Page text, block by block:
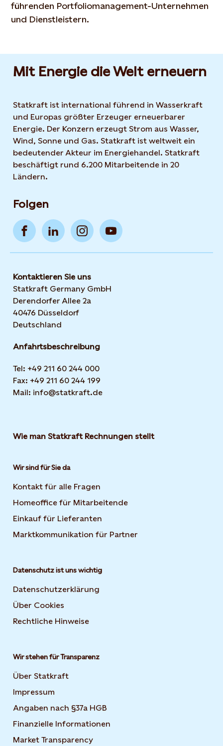
führenden Portfoliomanagement-Unternehmen
und Dienstleistern.
Mit Energie die Welt erneuern
Statkraft ist international führend in Wasserkraft
und Europas größter Erzeuger erneuerbarer
Energie. Der Konzern erzeugt Strom aus Wasser,
Wind, Sonne und Gas. Statkraft ist weltweit ein
bedeutender Akteur im Energiehandel. Statkraft
beschäftigt rund 6.200 Mitarbeitende in 20
Ländern.
Folgen
Kontaktieren Sie uns
Statkraft Germany GmbH
Derendorfer Allee 2a
40476 Düsseldorf
Deutschland
Anfahrtsbeschreibung
Tel: +49 211 60 244 000
Fax: +49 211 60 244 199
Mail: info@statkraft.de
Wie man Statkraft Rechnungen stellt
Wir sind für Sie da
Kontakt für alle Fragen
Homeoffice für Mitarbeitende
Einkauf für Lieferanten
Marktkommunikation für Partner
Datenschutz ist uns wichtig
Datenschutzerklärung
Über Cookies
Rechtliche Hinweise
Wir stehen für Transparenz
Über Statkraft
Impressum
Angaben nach §37a HGB
Finanzielle Informationen
Market Transparency